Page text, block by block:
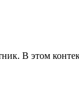
В этом